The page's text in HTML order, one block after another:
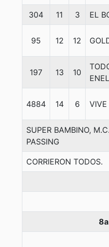
304 11 3 EL
95 12 12
197 13 10
4884 14 6
SUPER BAMBINO,
PASSING
CORRIERON TODOS.